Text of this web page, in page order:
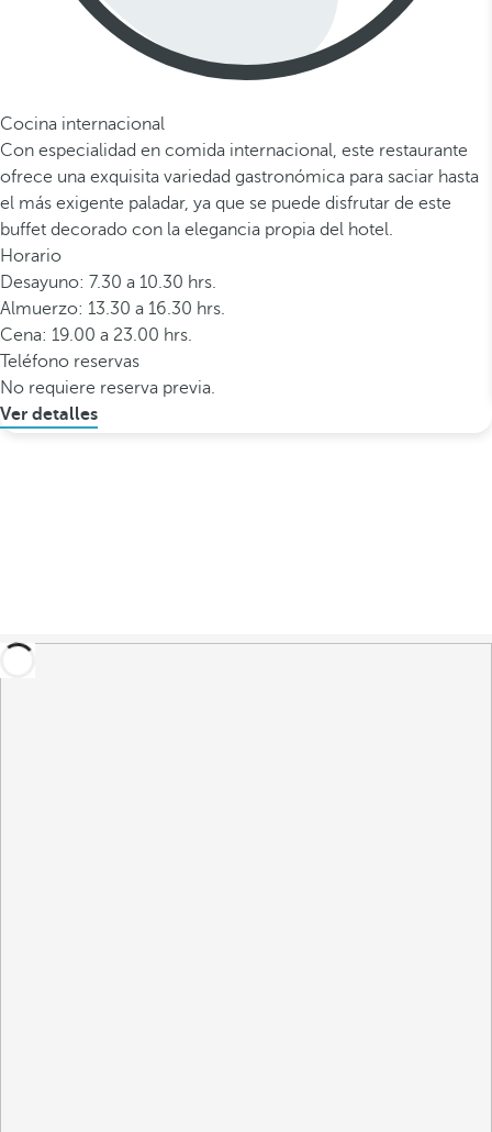
Cocina internacional
Con especialidad en comida internacional, este restaurante
ofrece una exquisita variedad gastronómica para saciar hasta
el más exigente paladar, ya que se puede disfrutar de este
buffet decorado con la elegancia propia del hotel.
Horario
Desayuno: 7.30 a 10.30 hrs.
Almuerzo: 13.30 a 16.30 hrs.
Cena: 19.00 a 23.00 hrs.
Teléfono reservas
No requiere reserva previa.
Ver detalles